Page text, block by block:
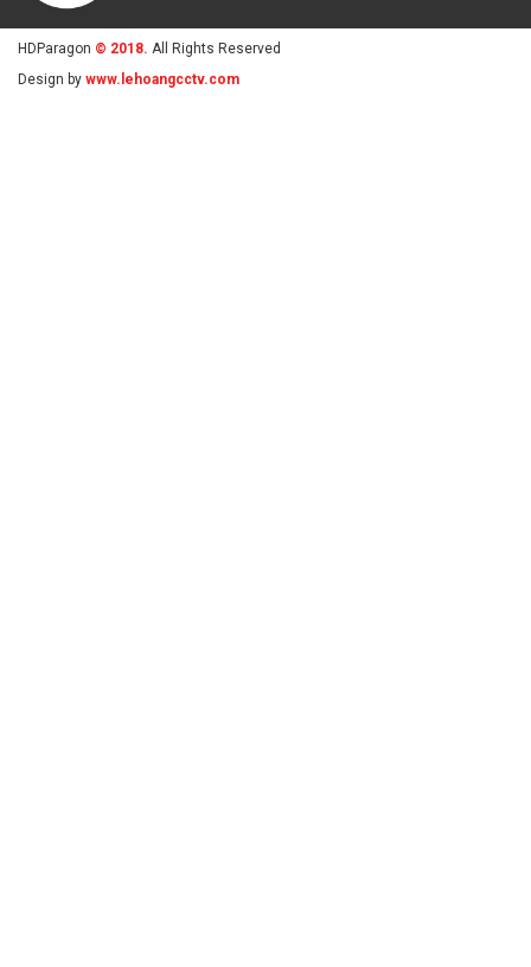
HDParagon © 2018. All Rights Reserved
Design by www.lehoangcctv.com